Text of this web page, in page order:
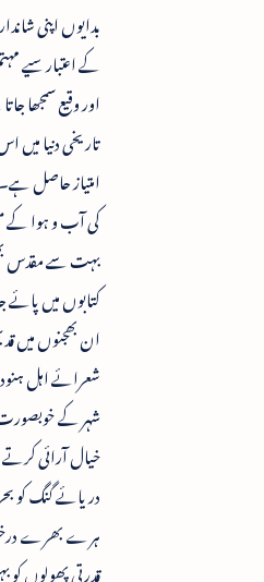
بدایوں اپنی
کے اعتبار سیے
اور وقیع سمجھا
تاریخی دنیا میں
امتیاز حاصل
کی آب و ہوا کے
بہت سے مقدس
کتابوں میں
ان بھجنوں میں
شعرائے اہل
شہر کے خوبصورت
خیال آرائی
دریائے گنگ کو
ہرے بھرے
قدرتی پھولوں